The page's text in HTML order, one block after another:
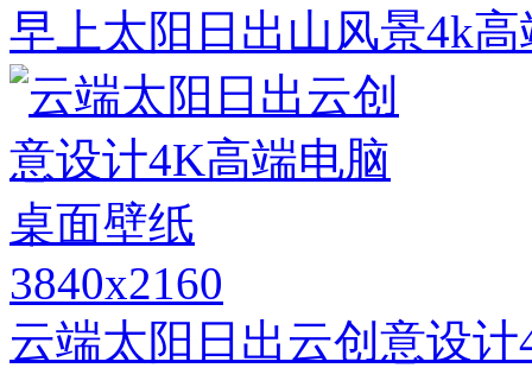
早上太阳日出山风景4k
3840x2160
云端太阳日出云创意设